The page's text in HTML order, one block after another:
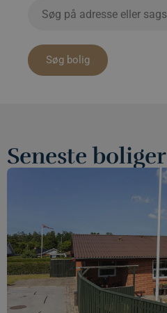
Søg bolig
Seneste boliger